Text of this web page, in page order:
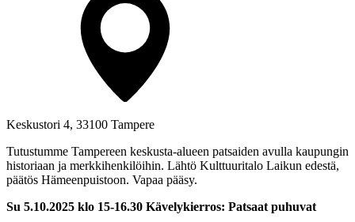
Keskustori 4, 33100 Tampere
Tutustumme Tampereen keskusta-alueen patsaiden avulla kaupungin
historiaan ja merkkihenkilöihin. Lähtö Kulttuuritalo Laikun edestä,
päätös Hämeenpuistoon. Vapaa pääsy.
Su 5.10.2025 klo 15-16.30 Kävelykierros: Patsaat puhuvat